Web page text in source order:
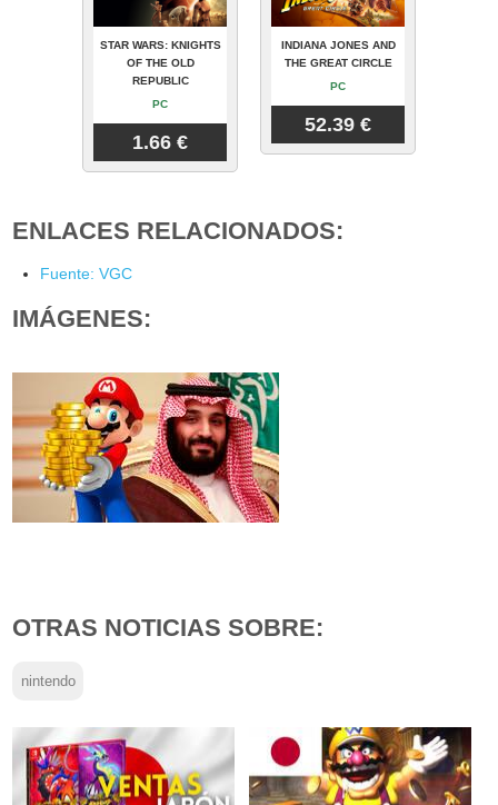
STAR WARS: KNIGHTS
OF THE OLD
REPUBLIC
PC
1.66 €
INDIANA JONES AND
THE GREAT CIRCLE
PC
52.39 €
ENLACES RELACIONADOS:
Fuente: VGC
IMÁGENES:
OTRAS NOTICIAS SOBRE:
nintendo